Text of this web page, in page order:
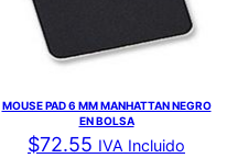
MOUSE PAD 6 MM MANHATTAN NEGRO
EN BOLSA
$72.55 IVA Incluido